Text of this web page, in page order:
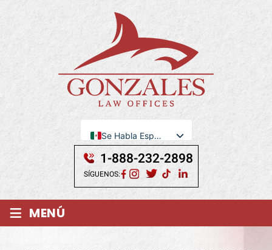
Se Habla Español
English
1-888-232-2898
SÍGUENOS:
≡ MENÚ